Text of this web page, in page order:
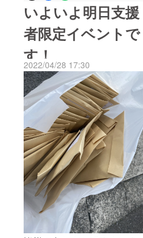
いた「あなたらしい足跡
を」というコンセプトは、
すべての人が自分らしい道
を歩んでほしいという想い
から生まれました。この想
いは今も変わることなく、
すべての人が生き生きと働
ける社会を目指し、
「Re:GURI（リグリ）」と
名前を変えて日々全力で取
り組んでおります。現在の
自分があるのも、3年前に皆
さまからいただいたご支援
のおかげです。その感謝を
靴下の梱包をほぼ全員分、
発送作業が終了いたしまし
た。手渡しで渡しに行く予
定の方や、住所の変更など
で発送準備が少し遅れてい
る方はいますが、それ以外
の方々の分は全て発送完了
しました！9日〜11日には、
ご自宅までお届けできる予
定です。この日にちが過ぎ
ても、家まで届かないとい
う方や、サイズや色に間違
いがあるという方がいらっ
しゃいましたらcampfireの
いよいよ明日支援
者限定イベントで
す！
2022/04/28 17:30